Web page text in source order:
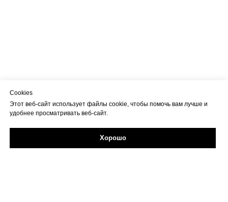
Задайте свой вопрос в Max
Cookies
Этот веб-сайт использует файлы cookie, чтобы помочь вам лучше и
удобнее просматривать веб-сайт.
Хорошо